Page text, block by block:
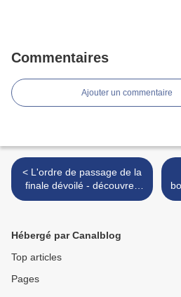
Commentaires
Ajouter un commentaire
< L'ordre de passage de la
finale dévoilé - découvrez
le. Barbara chantera en
Hébergé par Canalblog
Top articles
Pages